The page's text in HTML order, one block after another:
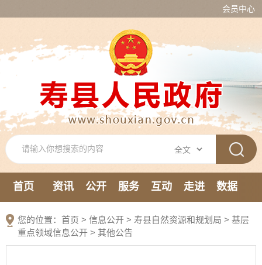
会员中心
首页 资讯 公开 服务 互动 走进
数据
您的位置： 首页 > 信息公开 > 寿县自然资源和规划局 > 基层
重点领域信息公开 > 其他公告